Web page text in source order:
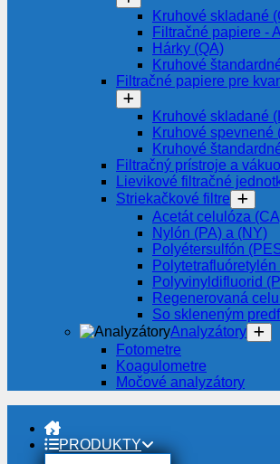
Kruhové skladané
Filtračné papiere -
Hárky (QA)
Kruhové
Filtračné papiere pre
Kruhové skladané
Kruhové spevnené
Kruhové
Filtračný prístroje a
Lievikové filtračné
Striekačkové filtre
Acetát celulóza
Nylón (PA) a (NY)
Polyétersulfón
Polyvinyldifluorid
Regenerovaná
So skleneným
Analyzátory
Fotometre
Koagulometre
Močové analyzátory
PRODUKTY